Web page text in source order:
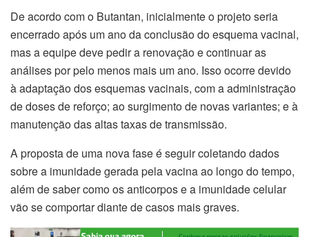
De acordo com o Butantan, inicialmente o projeto seria
encerrado após um ano da conclusão do esquema vacinal,
mas a equipe deve pedir a renovação e continuar as
análises por pelo menos mais um ano. Isso ocorre devido
à adaptação dos esquemas vacinais, com a administração
de doses de reforço; ao surgimento de novas variantes; e à
manutenção das altas taxas de transmissão.
A proposta de uma nova fase é seguir coletando dados
sobre a imunidade gerada pela vacina ao longo do tempo,
além de saber como os anticorpos e a imunidade celular
vão se comportar diante de casos mais graves.